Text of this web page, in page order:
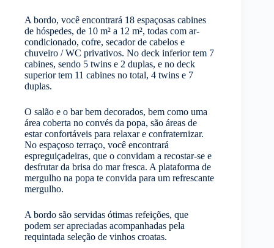
A bordo, você encontrará 18 espaçosas cabines
de hóspedes, de 10 m² a 12 m², todas com ar-
condicionado, cofre, secador de cabelos e
chuveiro / WC privativos. No deck inferior tem 7
cabines, sendo 5 twins e 2 duplas, e no deck
superior tem 11 cabines no total, 4 twins e 7
duplas.
O salão e o bar bem decorados, bem como uma
área coberta no convés da popa, são áreas de
estar confortáveis para relaxar e confraternizar.
No espaçoso terraço, você encontrará
espreguiçadeiras, que o convidam a recostar-se e
desfrutar da brisa do mar fresca. A plataforma de
mergulho na popa te convida para um refrescante
mergulho.
A bordo são servidas ótimas refeições, que
podem ser apreciadas acompanhadas pela
requintada seleção de vinhos croatas.